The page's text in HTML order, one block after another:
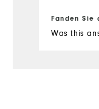
Fanden Sie
Was this